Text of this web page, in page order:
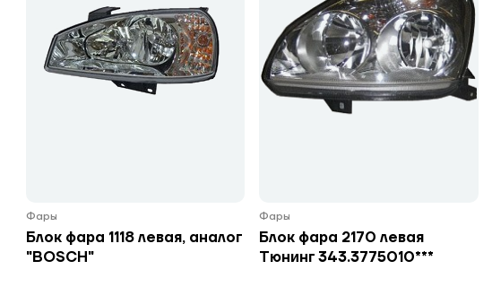
Фары
Блок фара 1118 левая, аналог
"BOSCH"
Фары
Блок фара 2170 левая
Тюнинг 343.3775010***